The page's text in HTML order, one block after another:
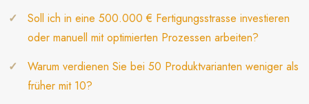
Soll ich in eine 500.000 € Fertigungsstrasse investieren
oder manuell mit optimierten Prozessen arbeiten?
Warum verdienen Sie bei 50 Produktvarianten weniger als
früher mit 10?